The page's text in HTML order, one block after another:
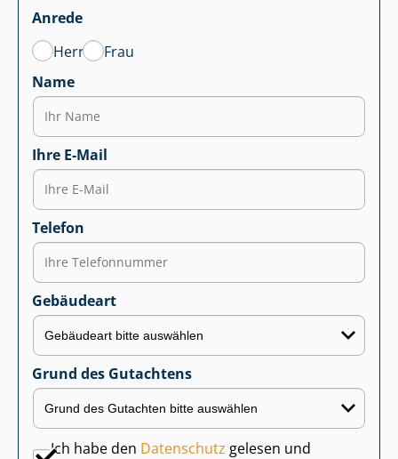
Anrede
Herr
Frau
Name
Ihre E-Mail
Telefon
Gebäudeart
Grund des Gutachtens
Ich habe den Datenschutz gelesen und